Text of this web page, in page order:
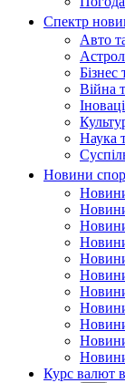
Спектр
Авто
Бізнес
Війна
Наука
Новини
Курс валют в